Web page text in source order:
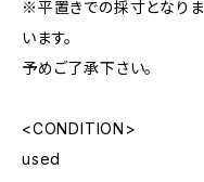
※平置きでの採寸となり
います。
予めご了承下さい。
<CONDITION>
used